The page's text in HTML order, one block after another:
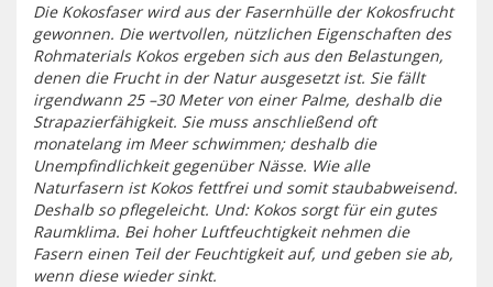
Die Kokosfaser wird aus der Fasernhülle der Kokosfrucht
gewonnen. Die wertvollen, nützlichen Eigenschaften des
Rohmaterials Kokos ergeben sich aus den Belastungen,
denen die Frucht in der Natur ausgesetzt ist. Sie fällt
irgendwann 25 –30 Meter von einer Palme, deshalb die
Strapazierfähigkeit. Sie muss anschließend oft
monatelang im Meer schwimmen; deshalb die
Unempfindlichkeit gegenüber Nässe. Wie alle
Naturfasern ist Kokos fettfrei und somit staubabweisend.
Deshalb so pflegeleicht. Und: Kokos sorgt für ein gutes
Raumklima. Bei hoher Luftfeuchtigkeit nehmen die
Fasern einen Teil der Feuchtigkeit auf, und geben sie ab,
wenn diese wieder sinkt.